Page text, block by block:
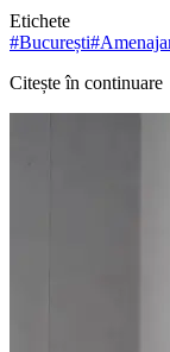
Etichete
#București#
Citește în continuare